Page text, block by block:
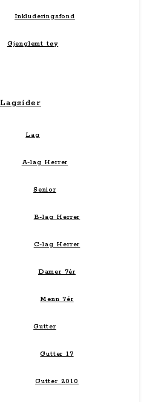
Inkluderingsfond
Gjenglemt tøy
Lagsider
Lag
A-lag Herrer
Senior
B-lag Herrer
C-lag Herrer
Damer 7ér
Menn 7ér
Gutter
Gutter 17
Gutter 2010